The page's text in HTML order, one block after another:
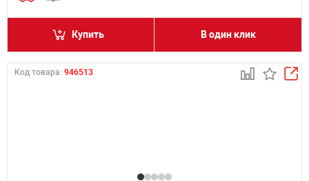
Купить В один клик
Код товара: 946513